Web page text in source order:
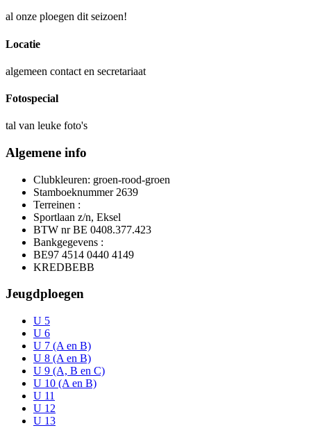
al onze ploegen dit seizoen!
Locatie
algemeen contact en secretariaat
Fotospecial
tal van leuke foto's
Algemene info
Clubkleuren: groen-rood-groen
Stamboeknummer 2639
Terreinen :
Sportlaan z/n, Eksel
BTW nr BE 0408.377.423
Bankgegevens :
BE97 4514 0440 4149
KREDBEBB
Jeugdploegen
U 5
U 6
U 7 (A en B)
U 8 (A en B)
U 9 (A, B en C)
U 10 (A en B)
U 11
U 12
U 13